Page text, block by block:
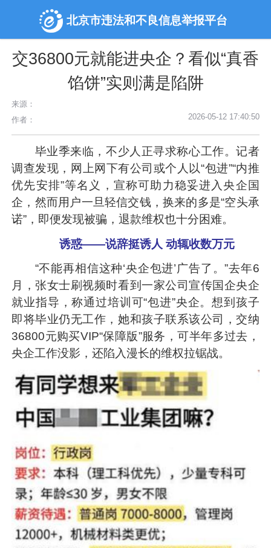
北京市违法和不良信息举报平台
交36800元就能进央企？看似“真香
馅饼”实则满是陷阱
来源：
作者：
2026-05-12 17:40:50
毕业季来临，不少人正寻求称心工作。记者
调查发现，网上网下有公司或个人以“包进”“内推
优先安排”等名义，宣称可助力稳妥进入央企国
企，然而用户一旦轻信交钱，换来的多是“空头承
诺”，即便发现被骗，退款维权也十分困难。
诱惑——说辞挺诱人 动辄收数万元
“不能再相信这种‘央企包进’广告了。”去年6
月，张女士刷视频时看到一家公司宣传国企央企
就业指导，称通过培训可“包进”央企。想到孩子
即将毕业仍无工作，她和孩子联系该公司，交纳
36800元购买VIP“保障版”服务，可半年多过去，
央企工作没影，还陷入漫长的维权拉锯战。